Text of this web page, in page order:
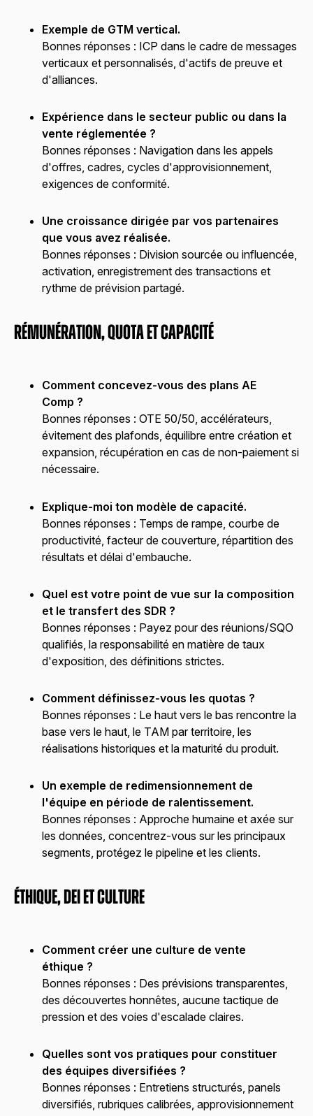
Exemple de GTM vertical.
Bonnes réponses : ICP dans le cadre de messages
verticaux et personnalisés, d'actifs de preuve et
d'alliances.
Expérience dans le secteur public ou dans la
vente réglementée ?
Bonnes réponses : Navigation dans les appels
d'offres, cadres, cycles d'approvisionnement,
exigences de conformité.
Une croissance dirigée par vos partenaires
que vous avez réalisée.
Bonnes réponses : Division sourcée ou influencée,
activation, enregistrement des transactions et
rythme de prévision partagé.
Rémunération, quota et capacité
Comment concevez-vous des plans AE
Comp ?
Bonnes réponses : OTE 50/50, accélérateurs,
évitement des plafonds, équilibre entre création et
expansion, récupération en cas de non-paiement si
nécessaire.
Explique-moi ton modèle de capacité.
Bonnes réponses : Temps de rampe, courbe de
productivité, facteur de couverture, répartition des
résultats et délai d'embauche.
Quel est votre point de vue sur la composition
et le transfert des SDR ?
Bonnes réponses : Payez pour des réunions/SQO
qualifiés, la responsabilité en matière de taux
d'exposition, des définitions strictes.
Comment définissez-vous les quotas ?
Bonnes réponses : Le haut vers le bas rencontre la
base vers le haut, le TAM par territoire, les
réalisations historiques et la maturité du produit.
Un exemple de redimensionnement de
l'équipe en période de ralentissement.
Bonnes réponses : Approche humaine et axée sur
les données, concentrez-vous sur les principaux
segments, protégez le pipeline et les clients.
Éthique, DEI et culture
Comment créer une culture de vente
éthique ?
Bonnes réponses : Des prévisions transparentes,
des découvertes honnêtes, aucune tactique de
pression et des voies d'escalade claires.
Quelles sont vos pratiques pour constituer
des équipes diversifiées ?
Bonnes réponses : Entretiens structurés, panels
diversifiés, rubriques calibrées, approvisionnement